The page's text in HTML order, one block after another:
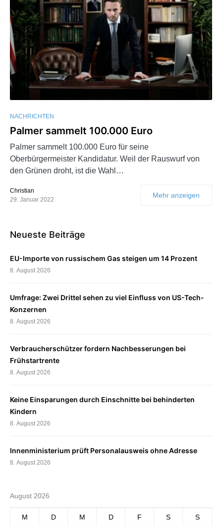
NACHRICHTEN
Palmer sammelt 100.000 Euro
Palmer sammelt 100.000 Euro für seine
Oberbürgermeister Kandidatur. Weil der Rauswurf von
den Grünen droht, ist die Wahl…
Christian
29. Januar 2022
Mehr anzeigen
Neueste Beiträge
EU-Importe von russischem Gas steigen um 14 Prozent
8. August 2026
Umfrage: Zwei Drittel sehen zu viel Einfluss von US-Tech-
Konzernen
8. August 2026
Verbraucherschützer fordern Nachbesserungen bei
Frühstartrente
8. August 2026
Keine Einsparungen durch Einschnitte bei behinderten
Kindern
8. August 2026
Innenministerium prüft Personalausweis ohne Adresse
8. August 2026
August 2026
M D M D F S S